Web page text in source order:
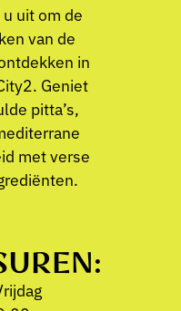
uit om de
van de
in
Geniet
pitta’s,
met verse